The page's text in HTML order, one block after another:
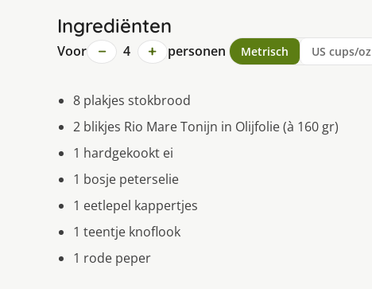
Ingrediënten
Voor − 4 + personen Metrisch US cups/oz
8 plakjes stokbrood
2 blikjes Rio Mare Tonijn in Olijfolie (à 160 gr)
1 hardgekookt ei
1 bosje peterselie
1 eetlepel kappertjes
1 teentje knoflook
1 rode peper